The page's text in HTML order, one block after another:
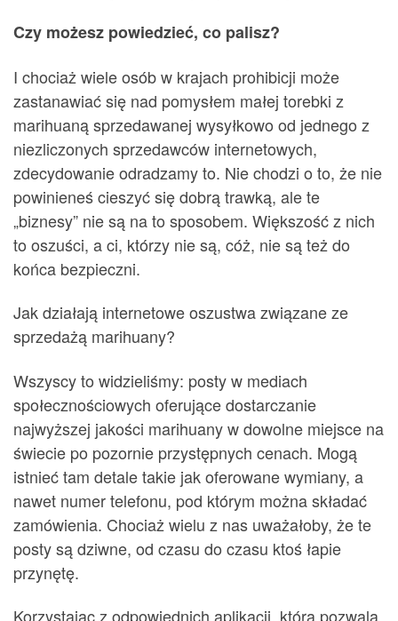
Czy możesz powiedzieć, co palisz?
I chociaż wiele osób w krajach prohibicji może
zastanawiać się nad pomysłem małej torebki z
marihuaną sprzedawanej wysyłkowo od jednego z
niezliczonych sprzedawców internetowych,
zdecydowanie odradzamy to. Nie chodzi o to, że nie
powinieneś cieszyć się dobrą trawką, ale te
„biznesy” nie są na to sposobem. Większość z nich
to oszuści, a ci, którzy nie są, cóż, nie są też do
końca bezpieczni.
Jak działają internetowe oszustwa związane ze
sprzedażą marihuany?
Wszyscy to widzieliśmy: posty w mediach
społecznościowych oferujące dostarczanie
najwyższej jakości marihuany w dowolne miejsce na
świecie po pozornie przystępnych cenach. Mogą
istnieć tam detale takie jak oferowane wymiany, a
nawet numer telefonu, pod którym można składać
zamówienia. Chociaż wielu z nas uważałoby, że te
posty są dziwne, od czasu do czasu ktoś łapie
przynętę.
Korzystając z odpowiednich aplikacji, która pozwala